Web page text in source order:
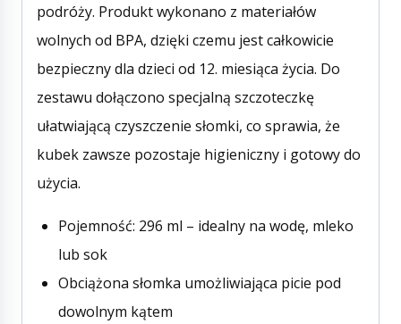
podróży. Produkt wykonano z materiałów
wolnych od BPA, dzięki czemu jest całkowicie
bezpieczny dla dzieci od 12. miesiąca życia. Do
zestawu dołączono specjalną szczoteczkę
ułatwiającą czyszczenie słomki, co sprawia, że
kubek zawsze pozostaje higieniczny i gotowy do
użycia.
Pojemność: 296 ml – idealny na wodę, mleko
lub sok
Obciążona słomka umożliwiająca picie pod
dowolnym kątem